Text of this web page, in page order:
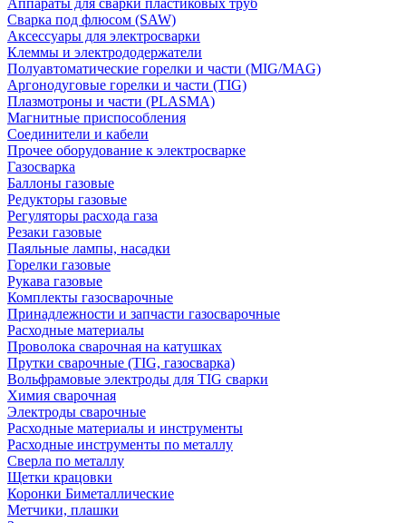
Аппараты для сварки пластиковых труб
Сварка под флюсом (SAW)
Аксессуары для электросварки
Клеммы и электрододержатели
Полуавтоматические горелки и части (MIG/MAG)
Аргонодуговые горелки и части (TIG)
Плазмотроны и части (PLASMA)
Магнитные приспособления
Соединители и кабели
Прочее оборудование к электросварке
Газосварка
Баллоны газовые
Редукторы газовые
Регуляторы расхода газа
Резаки газовые
Паяльные лампы, насадки
Горелки газовые
Рукава газовые
Комплекты газосварочные
Принадлежности и запчасти газосварочные
Расходные материалы
Проволока сварочная на катушках
Прутки сварочные (TIG, газосварка)
Вольфрамовые электроды для TIG сварки
Химия сварочная
Электроды сварочные
Расходные материалы и инструменты
Расходные инструменты по металлу
Сверла по металлу
Щетки крацовки
Коронки Биметаллические
Метчики, плашки